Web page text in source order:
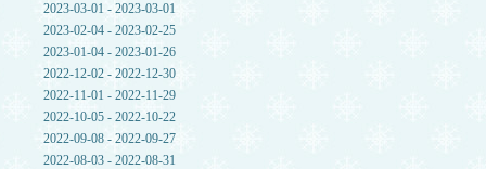
2023-03-01 - 2023-03-01
2023-02-04 - 2023-02-25
2023-01-04 - 2023-01-26
2022-12-02 - 2022-12-30
2022-11-01 - 2022-11-29
2022-10-05 - 2022-10-22
2022-09-08 - 2022-09-27
2022-08-03 - 2022-08-31